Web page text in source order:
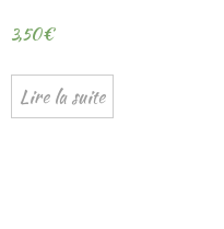
3,50€
Lire la suite